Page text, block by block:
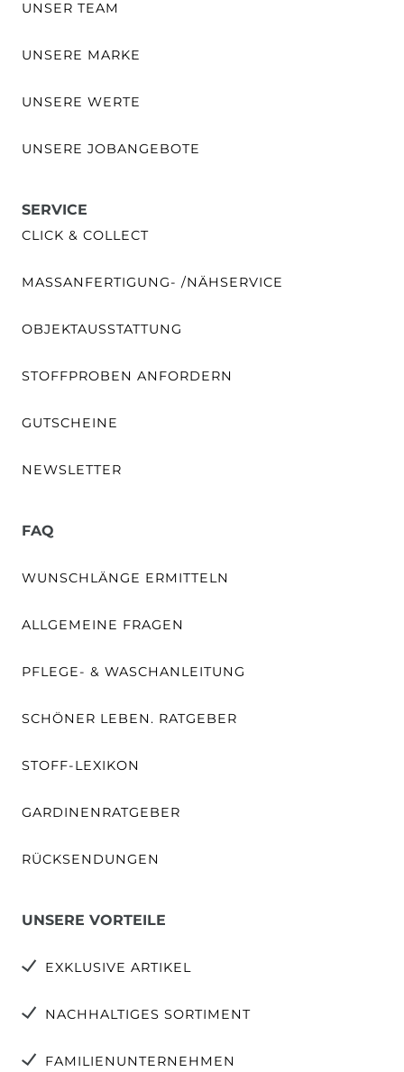
UNSER TEAM
UNSERE MARKE
UNSERE WERTE
UNSERE JOBANGEBOTE
SERVICE
CLICK & COLLECT
MASSANFERTIGUNG- /NÄHSERVICE
OBJEKTAUSSTATTUNG
STOFFPROBEN ANFORDERN
GUTSCHEINE
NEWSLETTER
FAQ
WUNSCHLÄNGE ERMITTELN
ALLGEMEINE FRAGEN
PFLEGE- & WASCHANLEITUNG
SCHÖNER LEBEN. RATGEBER
STOFF-LEXIKON
GARDINENRATGEBER
RÜCKSENDUNGEN
UNSERE VORTEILE
EXKLUSIVE ARTIKEL
NACHHALTIGES SORTIMENT
FAMILIENUNTERNEHMEN